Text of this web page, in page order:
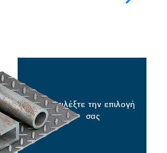
Επιλέξτε την επιλογή
σας